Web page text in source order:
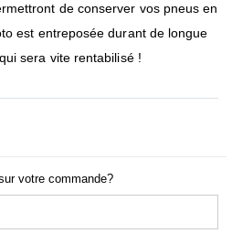
de conserver vos pneus en
est entreposée durant de longue
sera vite rentabilisé !
votre commande?